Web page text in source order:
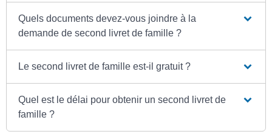
Quels documents devez-vous joindre à la
demande de second livret de famille ?
Le second livret de famille est-il gratuit ?
Quel est le délai pour obtenir un second livret de
famille ?